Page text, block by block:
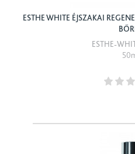
ESTHE WHITE ÉJSZAKAI
ESTHE-